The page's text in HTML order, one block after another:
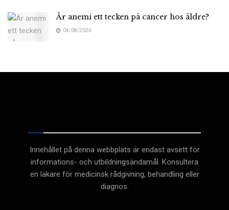
Är anemi ett tecken på cancer hos äldre?
04/08/2026
Innehållet på denna webbplats är endast avsett för
informations- och utbildningsändamål. Konsultera
en läkare för medicinsk rådgivning, behandling eller
diagnos.